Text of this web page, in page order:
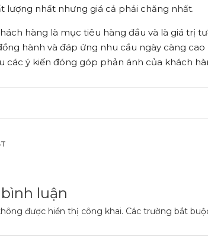
lượng nhất nhưng giá cả phải chăng nhất.
hàng là mục tiêu hàng đầu và là giá trị
hành và đáp ứng nhu cầu ngày càng
các ý kiến đóng góp phản ánh của khách
luận
được hiển thị công khai. Các trường bắt